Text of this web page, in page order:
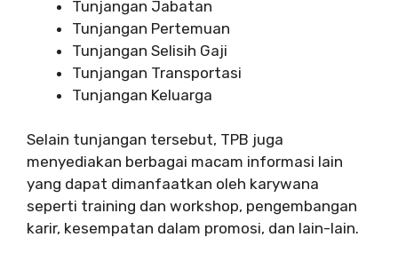
Tunjangan Jabatan
Tunjangan Pertemuan
Tunjangan Selisih Gaji
Tunjangan Transportasi
Tunjangan Keluarga
Selain tunjangan tersebut, TPB juga
menyediakan berbagai macam informasi lain
yang dapat dimanfaatkan oleh karywana
seperti training dan workshop, pengembangan
karir, kesempatan dalam promosi, dan lain-lain.